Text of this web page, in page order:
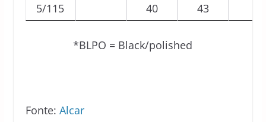
5/115 40 43
*BLPO = Black/polished
Fonte: Alcar